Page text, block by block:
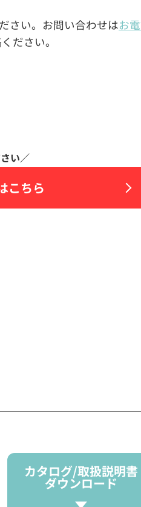
さい。お問い合わせはお
ださい。
こちら
カタログ/取扱説明書
ダウンロード